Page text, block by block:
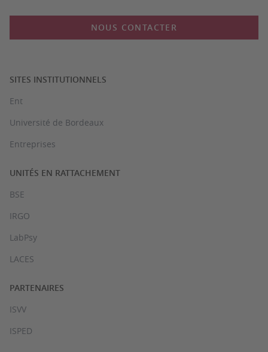
NOUS CONTACTER
SITES INSTITUTIONNELS
Ent
Université de Bordeaux
Entreprises
UNITÉS EN RATTACHEMENT
BSE
IRGO
LabPsy
LACES
PARTENAIRES
ISVV
ISPED